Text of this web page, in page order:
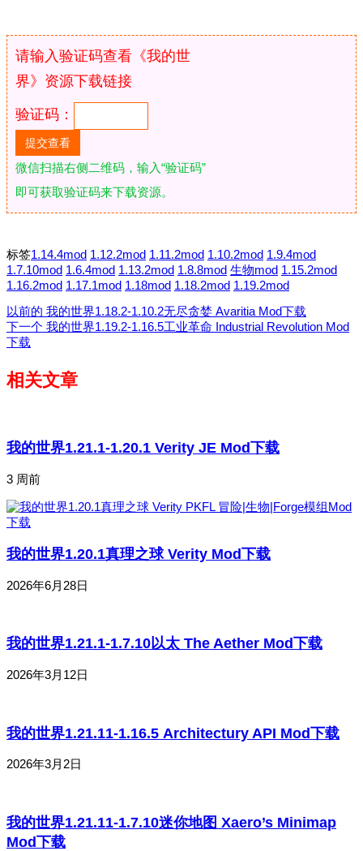
请输入验证码查看《我的世
界》资源下载链接
验证码：
微信扫描右侧二维码，输入“验证码”
即可获取验证码来下载资源。
标签1.14.4mod 1.12.2mod 1.11.2mod 1.10.2mod 1.9.4mod
1.7.10mod 1.6.4mod 1.13.2mod 1.8.8mod 生物mod 1.15.2mod
1.16.2mod 1.17.1mod 1.18mod 1.18.2mod 1.19.2mod
以前的 我的世界1.18.2-1.10.2无尽贪婪 Avaritia Mod下载
下一个 我的世界1.19.2-1.16.5工业革命 Industrial Revolution Mod
下载
相关文章
我的世界1.21.1-1.20.1 Verity JE Mod下载
3 周前
我的世界1.20.1真理之球 Verity Mod下载
2026年6月28日
我的世界1.21.1-1.7.10以太 The Aether Mod下载
2026年3月12日
我的世界1.21.11-1.16.5 Architectury API Mod下载
2026年3月2日
我的世界1.21.11-1.7.10迷你地图 Xaero’s Minimap
Mod下载